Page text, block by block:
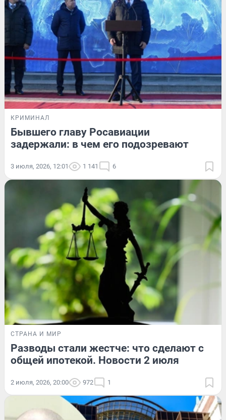
КРИМИНАЛ
Бывшего главу Росавиации
задержали: в чем его подозревают
3 июля, 2026, 12:01 1 141 6
СТРАНА И МИР
Разводы стали жестче: что сделают с
общей ипотекой. Новости 2 июля
2 июля, 2026, 20:00 972 1